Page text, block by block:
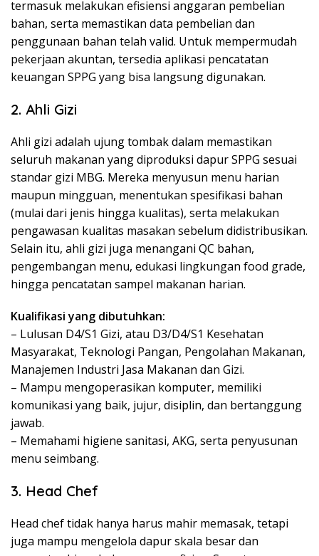
termasuk melakukan efisiensi anggaran pembelian
bahan, serta memastikan data pembelian dan
penggunaan bahan telah valid. Untuk mempermudah
pekerjaan akuntan, tersedia aplikasi pencatatan
keuangan SPPG yang bisa langsung digunakan.
2. Ahli Gizi
Ahli gizi adalah ujung tombak dalam memastikan
seluruh makanan yang diproduksi dapur SPPG sesuai
standar gizi MBG. Mereka menyusun menu harian
maupun mingguan, menentukan spesifikasi bahan
(mulai dari jenis hingga kualitas), serta melakukan
pengawasan kualitas masakan sebelum didistribusikan.
Selain itu, ahli gizi juga menangani QC bahan,
pengembangan menu, edukasi lingkungan food grade,
hingga pencatatan sampel makanan harian.
Kualifikasi yang dibutuhkan:
– Lulusan D4/S1 Gizi, atau D3/D4/S1 Kesehatan
Masyarakat, Teknologi Pangan, Pengolahan Makanan,
Manajemen Industri Jasa Makanan dan Gizi.
– Mampu mengoperasikan komputer, memiliki
komunikasi yang baik, jujur, disiplin, dan bertanggung
jawab.
– Memahami higiene sanitasi, AKG, serta penyusunan
menu seimbang.
3. Head Chef
Head chef tidak hanya harus mahir memasak, tetapi
juga mampu mengelola dapur skala besar dan